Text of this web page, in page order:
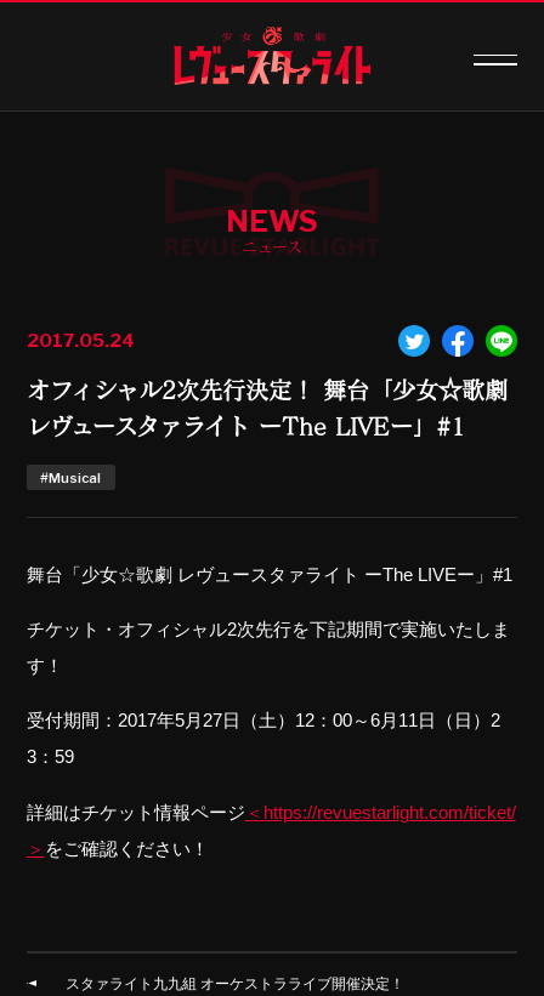
NEWS
ニュース
2017.05.24
オフィシャル2次先行決定！ 舞台「少女☆歌劇
レヴュースタァライト ーThe LIVEー」#1
#Musical
舞台「少女☆歌劇 レヴュースタァライト ーThe LIVEー」#1
チケット・オフィシャル2次先行を下記期間で実施いたしま
す！
受付期間：2017年5月27日（土）12：00～6月11日（日）2
3：59
詳細はチケット情報ページ ＜https://revuestarlight.com/ticket/
＞ をご確認ください！
スタァライト九九組 オーケストラライブ開催決定！